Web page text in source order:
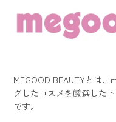
MEGOOD BEAUTYとは
グしたコスメを厳選した
です。